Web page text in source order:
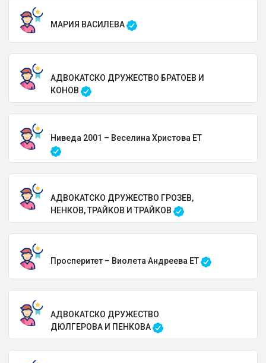
МАРИЯ ВАСИЛЕВА
АДВОКАТСКО ДРУЖЕСТВО БРАТОЕВ И
КОНОВ
Ниведа 2001 – Веселина Христова ЕТ
АДВОКАТСКО ДРУЖЕСТВО ГРОЗЕВ,
НЕНКОВ, ТРАЙКОВ И ТРАЙКОВ
Просперитет – Виолета Андреева ЕТ
АДВОКАТСКО ДРУЖЕСТВО
ДЮЛГЕРОВА И ПЕНКОВА